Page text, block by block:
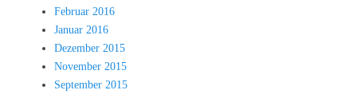
Februar 2016
Januar 2016
Dezember 2015
November 2015
September 2015